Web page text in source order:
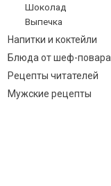
Шоколад
Выпечка
Напитки и коктейли
Блюда от шеф-повара
Рецепты читателей
Мужские рецепты